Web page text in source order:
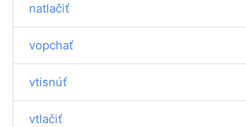
natlačiť
vopchať
vtisnúť
vtlačiť